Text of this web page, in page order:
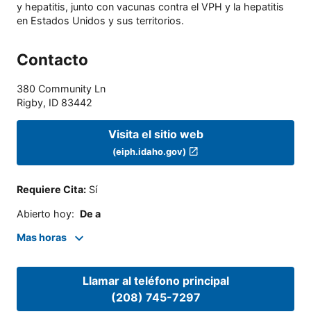
y hepatitis, junto con vacunas contra el VPH y la hepatitis
en Estados Unidos y sus territorios.
Contacto
380 Community Ln
Rigby, ID 83442
Visita el sitio web
(eiph.idaho.gov)
Requiere Cita: Sí
Abierto hoy: De a
Mas horas
Llamar al teléfono principal
(208) 745-7297